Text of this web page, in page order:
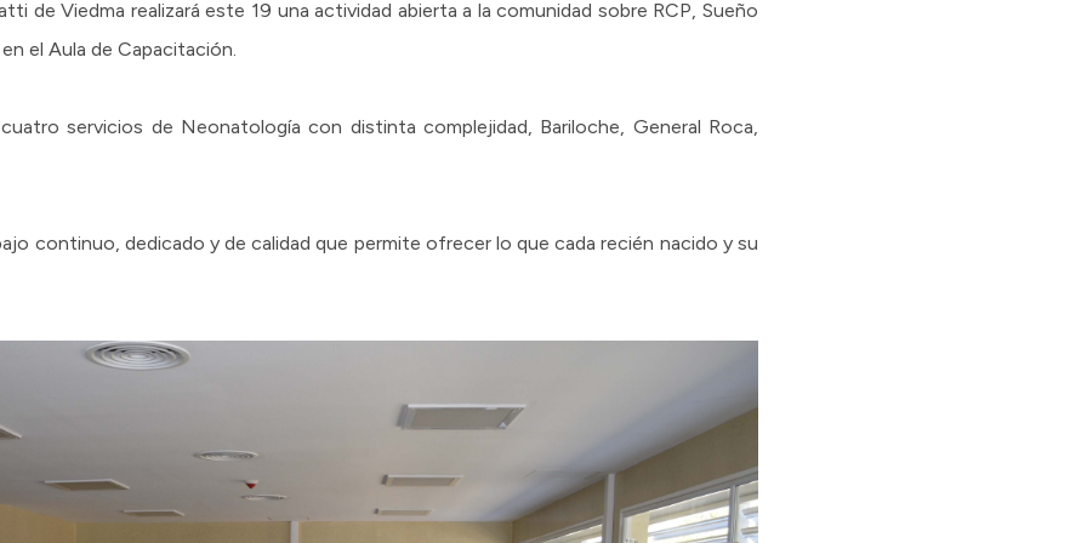
de Viedma realizará este 19 una actividad abierta a la comunidad sobre RCP, Sueño
el Aula de Capacitación.
servicios de Neonatología con distinta complejidad, Bariloche, General Roca,
continuo, dedicado y de calidad que permite ofrecer lo que cada recién nacido y su